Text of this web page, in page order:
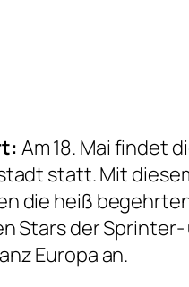
Am 18. Mai findet
statt. Mit
die heiß
Stars der Sprinter-
Europa an.